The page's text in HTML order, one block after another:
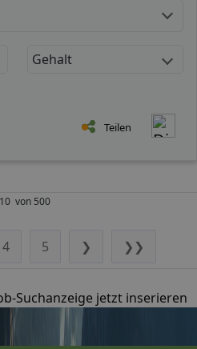
Gehalt
Teilen
von 500
4 5 ❯ ❯❯
Suchanzeige jetzt inserieren